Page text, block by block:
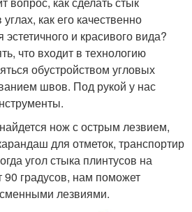
как его качественно
эстетичного и красивого вида?
что входит в технологию
обустройством угловых
швов. Под рукой у нас
нож с острым лезвием,
для отметок, транспортир
угол стыка плинтусов на
90 градусов, нам поможет
лезвиями.